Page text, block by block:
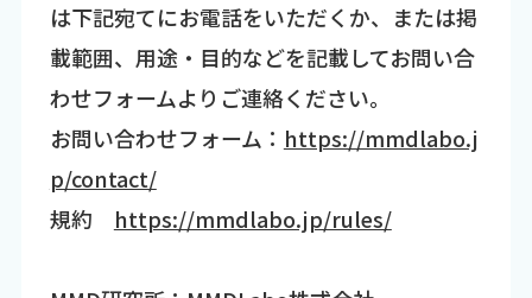
は下記宛てにお電話をいただくか、または掲
載範囲、用途・目的などを記載してお問い合
わせフォームよりご連絡ください。
お問い合わせフォーム： https://mmdlabo.j
p/contact/
規約 https://mmdlabo.jp/rules/